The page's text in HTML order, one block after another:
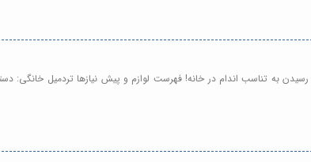
به تناسب اندام در خانه! فهرست لوازم و پیش نیازها تردمیل خانگی: